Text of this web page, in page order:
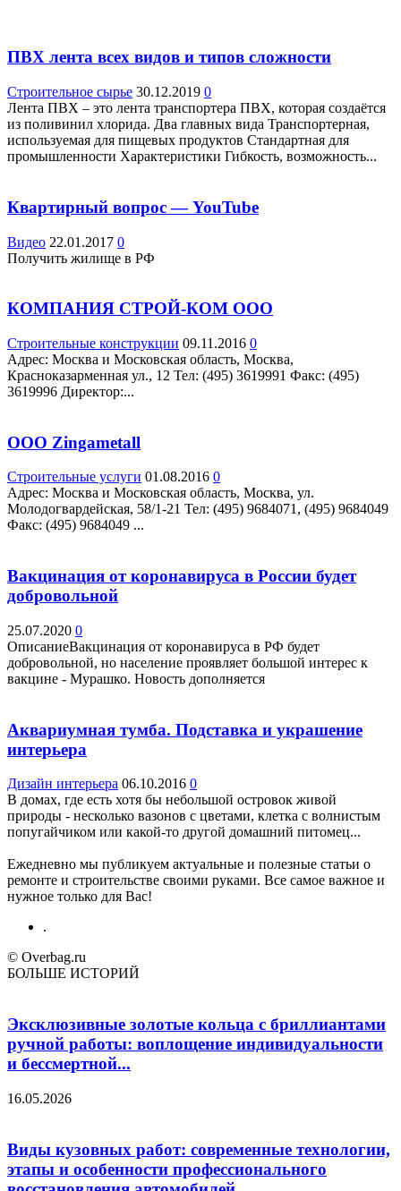
ПВХ лента всех видов и типов сложности
Строительное сырье 30.12.2019 0
Лента ПВХ – это лента транспортера ПВХ, которая создаётся
из поливинил хлорида. Два главных вида Транспортерная,
используемая для пищевых продуктов Стандартная для
промышленности Характеристики Гибкость, возможность...
Квартирный вопрос — YouTube
Видео 22.01.2017 0
Получить жилище в РФ
КОМПАНИЯ СТРОЙ-КОМ ООО
Строительные конструкции 09.11.2016 0
Адрес: Москва и Московская область, Москва,
Красноказарменная ул., 12 Teл: (495) 3619991 Факс: (495)
3619996 Директор:...
ООО Zingametall
Строительные услуги 01.08.2016 0
Адрес: Москва и Московская область, Москва, ул.
Молодогвардейская, 58/1-21 Teл: (495) 9684071, (495) 9684049
Факс: (495) 9684049 ...
Вакцинация от коронавируса в России будет
добровольной
25.07.2020 0
ОписаниеВакцинация от коронавируса в РФ будет
добровольной, но население проявляет большой интерес к
вакцине - Мурашко. Новость дополняется
Аквариумная тумба. Подставка и украшение
интерьера
Дизайн интерьера 06.10.2016 0
В домах, где есть хотя бы небольшой островок живой
природы - несколько вазонов с цветами, клетка с волнистым
попугайчиком или какой-то другой домашний питомец...
Ежедневно мы публикуем актуальные и полезные статьи о
ремонте и строительстве своими руками. Все самое важное и
нужное только для Вас!
.
© Overbag.ru
БОЛЬШЕ ИСТОРИЙ
Эксклюзивные золотые кольца с бриллиантами
ручной работы: воплощение индивидуальности
и бессмертной...
16.05.2026
Виды кузовных работ: современные технологии,
этапы и особенности профессионального